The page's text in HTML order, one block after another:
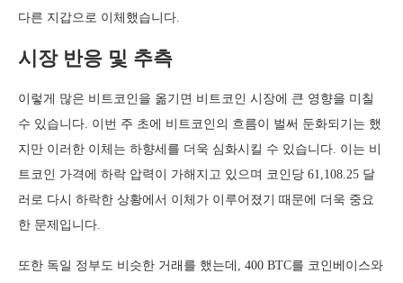
다른 지갑으로 이체했습니다.
시장 반응 및 추측
이렇게 많은 비트코인을 옮기면 비트코인 시장에 큰 영향을 미칠
수 있습니다. 이번 주 초에 비트코인의 흐름이 벌써 둔화되기는 했
지만 이러한 이체는 하향세를 더욱 심화시킬 수 있습니다. 이는 비
트코인 가격에 하락 압력이 가해지고 있으며 코인당 61,108.25 달
러로 다시 하락한 상황에서 이체가 이루어졌기 때문에 더욱 중요
한 문제입니다.
또한 독일 정부도 비슷한 거래를 했는데, 400 BTC를 코인베이스와